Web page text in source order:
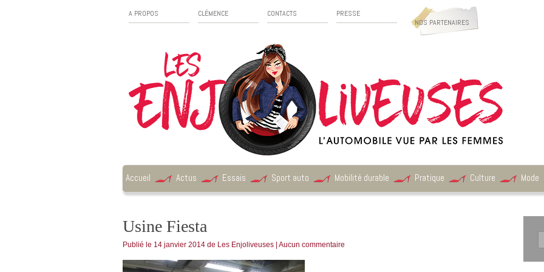
A PROPOS CLÉMENCE CONTACTS
PRESSE
NOS PARTENAIRES
Accueil Actus Essais Sport auto Mobilité durable Pratique Culture Mode
Usine Fiesta
Publié le 14 janvier 2014 de Les Enjoliveuses Aucun commentaire